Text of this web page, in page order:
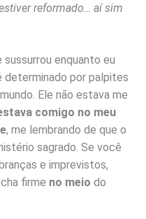
reformado… aí sim
enquanto eu
determinado por palpites
Ele não estava me
comigo no meu
, me lembrando de que o
sagrado. Se você
e imprevistos,
firme no meio do